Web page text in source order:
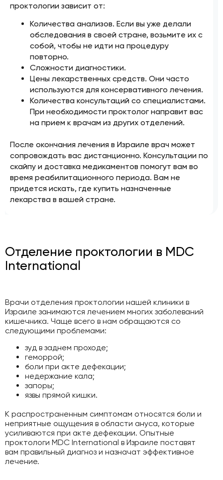
проктологии зависит от:
Количества анализов. Если вы уже делали
обследования в своей стране, возьмите их с
собой, чтобы не идти на процедуру
повторно.
Сложности диагностики.
Цены лекарственных средств. Они часто
используются для консервативного лечения.
Количества консультаций со специалистами.
При необходимости проктолог направит вас
на прием к врачам из других отделений.
После окончания лечения в Израиле врач может
сопровождать вас дистанционно. Консультации по
скайпу и доставка медикаментов помогут вам во
время реабилитационного периода. Вам не
придется искать, где купить назначенные
лекарства в вашей стране.
Отделение проктологии в MDC
International
Врачи отделения проктологии нашей клиники в
Израиле занимаются лечением многих заболеваний
кишечника. Чаще всего в нам обращаются со
следующими проблемами:
зуд в заднем проходе;
геморрой;
боли при акте дефекации;
недержание кала;
запоры;
язвы прямой кишки.
К распространенным симптомам относятся боли и
неприятные ощущения в области ануса, которые
усиливаются при акте дефекации. Опытные
проктологи MDC International в Израиле поставят
вам правильный диагноз и назначат эффективное
лечение.